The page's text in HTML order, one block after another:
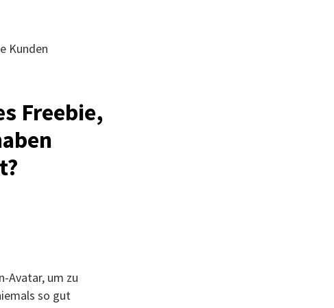
Kunden
Freebie,
Avatar, um zu
so gut